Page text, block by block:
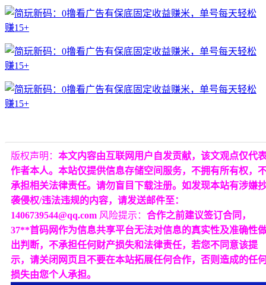
版权声明： 本文内容由互联网用户自发贡献，该文观点仅代
作者本人。本站仅提供信息存储空间服务，不拥有所有权，
承担相关法律责任。请勿盲目下载注册。如发现本站有涉嫌
袭侵权/违法违规的内容，请发送邮件至：
1406739544@qq.com 风险提示： 合作之前建议签订合同，
37**首码网作为信息共享平台无法对信息的真实性及准确性
出判断，不承担任何财产损失和法律责任，若您不同意该提
示，请关闭网页且不要在本站拓展任何合作，否则造成的任
损失由您个人承担。